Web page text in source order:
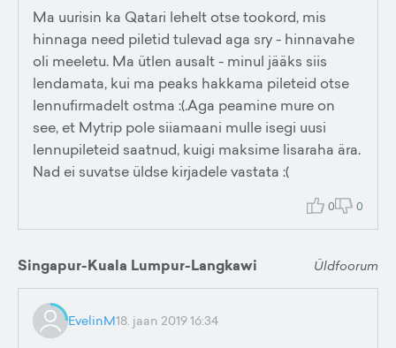
Ma uurisin ka Qatari lehelt otse tookord, mis
hinnaga need piletid tulevad aga sry - hinnavahe
oli meeletu. Ma ütlen ausalt - minul jääks siis
lendamata, kui ma peaks hakkama pileteid otse
lennufirmadelt ostma :(.Aga peamine mure on
see, et Mytrip pole siiamaani mulle isegi uusi
lennupileteid saatnud, kuigi maksime lisaraha ära.
Nad ei suvatse üldse kirjadele vastata :(
0 0
Singapur-Kuala Lumpur-Langkawi Üldfoorum
EvelinM18. jaan 2019 16:34